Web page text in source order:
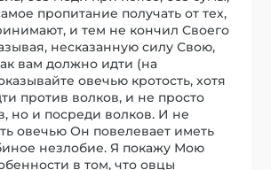
пропитание получать от тех,
и тем не кончил Своего
несказанную силу Свою,
вам должно идти (на
овечью кротость, хотя
против волков, и не просто
но и посреди волков. И не
овечью Он повелевает иметь
незлобие. Я покажу Мою
в том, что овцы